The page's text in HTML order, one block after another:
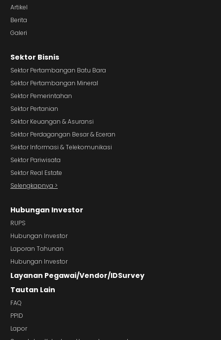
Artikel
Berita
Galeri
Sektor Bisnis
Sektor Pertambangan Batu Bara
Sektor Pertambangan Mineral
Sektor Pemerintahan
Sektor Pertanian
Sektor Keuangan & Asuransi
Sektor Perdagangan Besar & Eceran
Sektor Informasi & Telekomunikasi
Sektor Pariwisata
Sektor Real Estate
Selengkapnya >
Hubungan Investor
RUPS
Hubungan Investor
Laporan Tahunan
Hubungan Investor
Layanan Pegawai/Vendor/IDSurvey
Tautan Lain
FAQ
PPID
Lapor